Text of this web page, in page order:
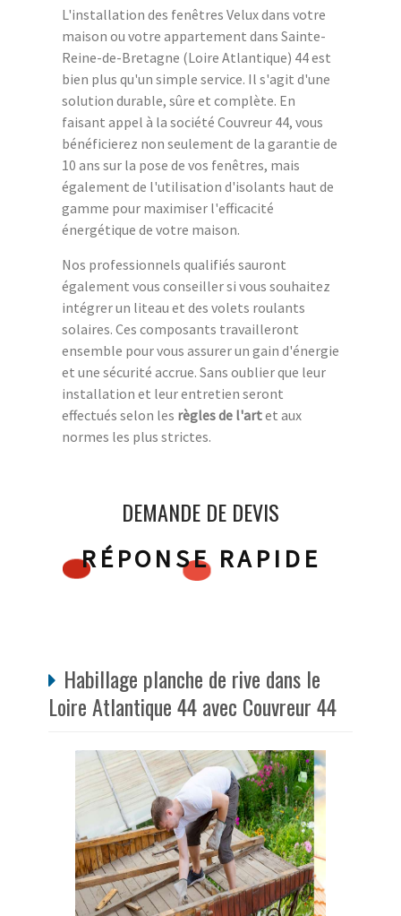
L'installation des fenêtres Velux dans votre
maison ou votre appartement dans Sainte-
Reine-de-Bretagne (Loire Atlantique) 44 est
bien plus qu'un simple service. Il s'agit d'une
solution durable, sûre et complète. En
faisant appel à la société Couvreur 44, vous
bénéficierez non seulement de la garantie de
10 ans sur la pose de vos fenêtres, mais
également de l'utilisation d'isolants haut de
gamme pour maximiser l'efficacité
énergétique de votre maison.
Nos professionnels qualifiés sauront
également vous conseiller si vous souhaitez
intégrer un liteau et des volets roulants
solaires. Ces composants travailleront
ensemble pour vous assurer un gain d'énergie
et une sécurité accrue. Sans oublier que leur
installation et leur entretien seront
effectués selon les règles de l'artet aux
normes les plus strictes.
DEMANDE DE DEVIS
RÉPONSE RAPIDE
Habillage planche de rive dans le
Loire Atlantique 44 avec Couvreur 44